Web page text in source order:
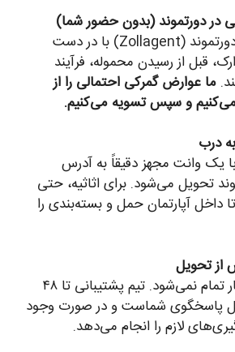
همکار رسمی ما در دورتموند (Zollagent) با در دست
قبل از رسیدن محموله، فرآیند
ما عوارض گمرکی احتمالی را از
و سپس تسویه می‌کنیم.
یک وانت مجهز دقیقاً به آدرس
تحویل می‌شود. برای اثاثیه، حتی
داخل آپارتمان حمل و بسته‌بندی را
رابطه ما با تحویل بار تمام نمی‌شود. تیم پشتیبانی تا ۴۸
پاسخگوی شماست و در صورت وجود
لازم را انجام می‌دهد.